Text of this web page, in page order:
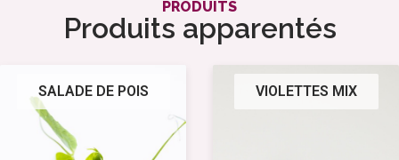
PRODUITS
Produits apparentés
SALADE DE POIS VIOLETTES MIX